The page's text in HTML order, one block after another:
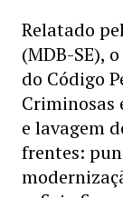
Relatado
(MDB-SE),
do Código
Criminosas
e lavagem
frentes: